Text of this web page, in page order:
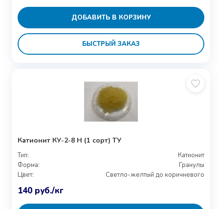
ДОБАВИТЬ В КОРЗИНУ
БЫСТРЫЙ ЗАКАЗ
Катионит КУ-2-8 Н (1 сорт) ТУ
Тип:
Катионит
Форма:
Гранулы
Цвет:
Светло-желтый до коричневого
140 руб./кг